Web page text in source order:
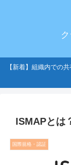
【新着】組織内での
ISMAPとは
国際規格・認証